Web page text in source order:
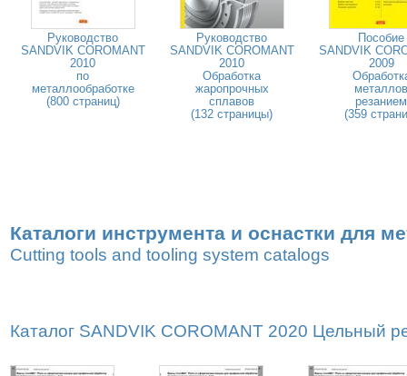
Руководство
SANDVIK COROMANT
2010
по
металлообработке
(800 страниц)
Руководство
SANDVIK COROMANT
2010
Обработка
жаропрочных
сплавов
(132 страницы)
Пособие
SANDVIK
2009
металлов
резанием
(359
Каталоги инструмента и оснастки для
Cutting tools and tooling system catalogs
Каталог SANDVIK COROMANT 2020 Цельный